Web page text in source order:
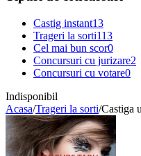
Castig instant13
Trageri la sorti113
Cel mai bun scor0
Concursuri cu jurizare2
Concursuri cu votare0
Indisponibil
Acasa/Trageri la sorti/Castiga